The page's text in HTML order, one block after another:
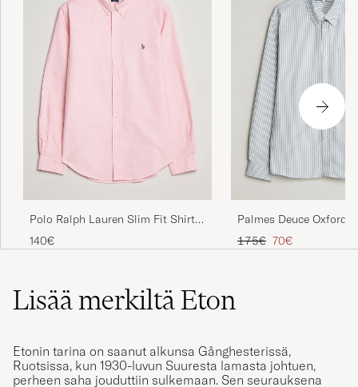
Polo Ralph Lauren Slim Fit Shirt
Oxford Pink
140€
Palmes Deuce Oxford
Blue Stripe
Tavallinen hinta
175€ Alennettu hinta
70€
Lisää merkiltä Eton
Etonin tarina on saanut alkunsa Gånghesterissä,
Ruotsissa, kun 1930-luvun Suuresta lamasta johtuen,
perheen saha jouduttiin sulkemaan. Sen seurauksena